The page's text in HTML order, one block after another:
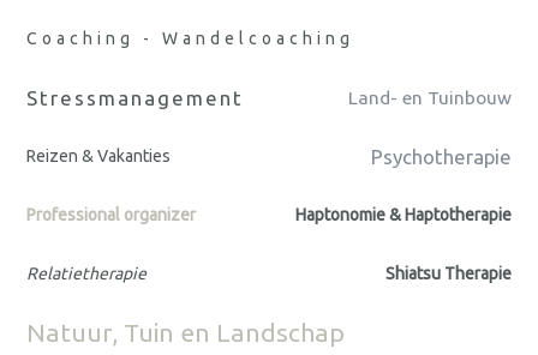
Coaching - Wandelcoaching
Stressmanagement Land- en Tuinbouw
Reizen & Vakanties Psychotherapie
Professional organizer Haptonomie & Haptotherapie
Relatietherapie Shiatsu Therapie
Natuur, Tuin en Landschap